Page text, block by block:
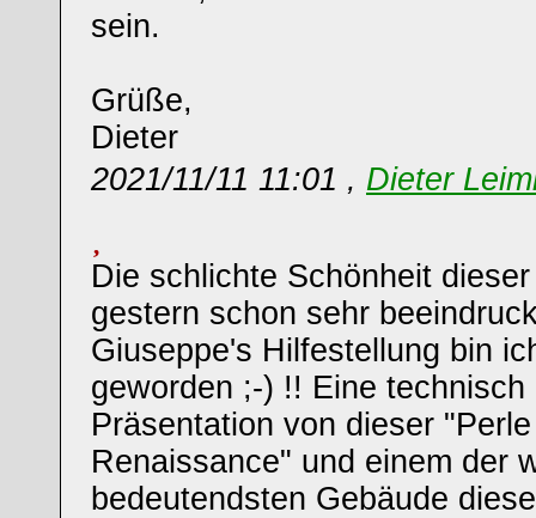
sein.
Grüße,
Dieter
2021/11/11 11:01 , Dieter
Die schlichte Schönheit
gestern schon sehr
Giuseppe's Hilfestellung bin
geworden ;-) !! Eine technisch
Präsentation von dieser
Renaissance" und einem der
bedeutendsten Gebäude